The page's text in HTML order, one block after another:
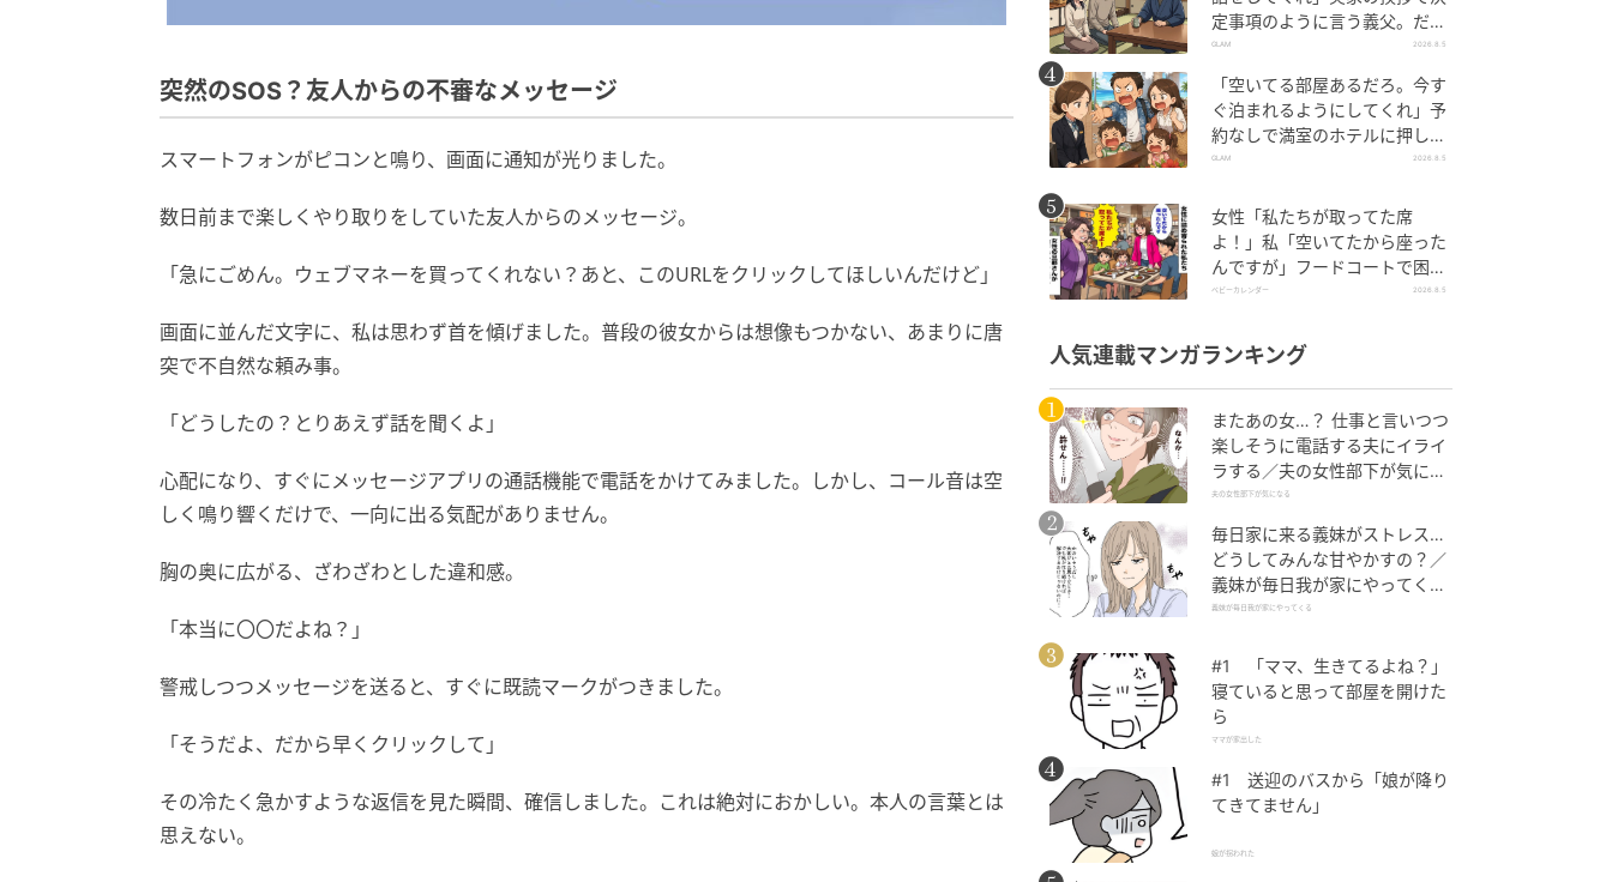
突然のSOS？友人からの不審なメッセージ
スマートフォンがピコンと鳴り、画面に通知が光りました。
数日前まで楽しくやり取りをしていた友人からのメッセージ。
「急にごめん。ウェブマネーを買ってくれない？あと、このURLをクリックしてほしいんだけど」
画面に並んだ文字に、私は思わず首を傾げました。普段の彼女からは想像もつかない、あまりに唐
突で不自然な頼み事。
「どうしたの？とりあえず話を聞くよ」
心配になり、すぐにメッセージアプリの通話機能で電話をかけてみました。しかし、コール音は空
しく鳴り響くだけで、一向に出る気配がありません。
胸の奥に広がる、ざわざわとした違和感。
「本当に〇〇だよね？」
警戒しつつメッセージを送ると、すぐに既読マークがつきました。
「そうだよ、だから早くクリックして」
その冷たく急かすような返信を見た瞬間、確信しました。これは絶対におかしい。本人の言葉とは
思えない。
定事項のように言う義父。だ
が、普段は反論しない夫が言っ
GLAM 2026.8.5
「空いてる部屋あるだろ。今す
ぐ泊まれるようにしてくれ」予
約なしで満室のホテルに押しか
けた家族。だが、責任者の対応
GLAM 2026.8.5
女性「私たちが取ってた席
よ！」私「空いてたから座った
んですが」フードコートで困
惑…⇒そこへ女性の旦那さんが
ベビーカレンダー 2026.8.5
人気連載マンガランキング
またあの女…？ 仕事と言いつつ
楽しそうに電話する夫にイライ
ラする／夫の女性部下が気にな
る（1）【夫婦の危機 まんが】
夫の女性部下が気になる
毎日家に来る義妹がストレス…
どうしてみんな甘やかすの？／
義妹が毎日我が家にやってくる
（1）【義父母がシンドイんで
義妹が毎日我が家にやってくる
#1 「ママ、生きてるよね？」
寝ていると思って部屋を開けた
ら
ママが家出した
#1 送迎のバスから「娘が降り
てきてません」
娘が拐われた